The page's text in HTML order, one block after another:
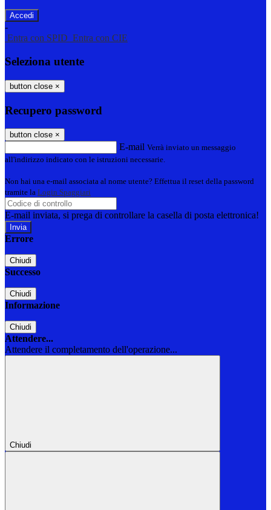
-
Entra con SPID Entra con CIE
Seleziona utente
button close ×
Recupero password
button close ×
E-mail Verrà inviato un messaggio
all'indirizzo indicato con le istruzioni necessarie.
Non hai una e-mail associata al nome utente? Effettua il reset della password
tramite la Login Spaggiari
E-mail inviata, si prega di controllare la casella di posta elettronica!
Errore
Chiudi
Successo
Chiudi
Informazione
Chiudi
Attendere...
Attendere il completamento dell'operazione...
Chiudi